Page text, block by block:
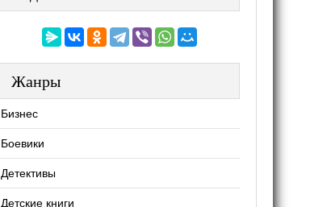
Жанры
Бизнес
Боевики
Детективы
Детские книги